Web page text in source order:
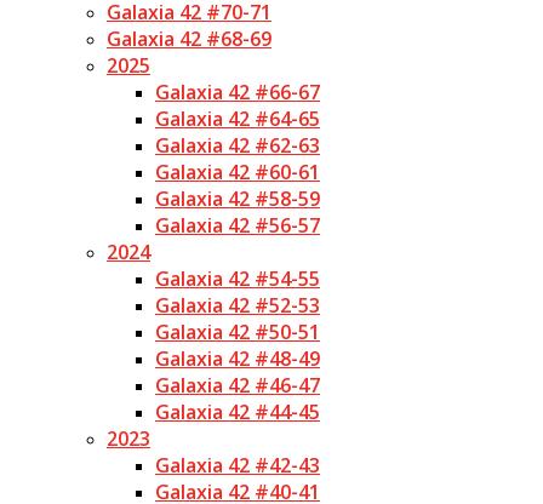
Galaxia 42 #70-71
Galaxia 42 #68-69
2025
Galaxia 42 #66-67
Galaxia 42 #64-65
Galaxia 42 #62-63
Galaxia 42 #60-61
Galaxia 42 #58-59
Galaxia 42 #56-57
2024
Galaxia 42 #54-55
Galaxia 42 #52-53
Galaxia 42 #50-51
Galaxia 42 #48-49
Galaxia 42 #46-47
Galaxia 42 #44-45
2023
Galaxia 42 #42-43
Galaxia 42 #40-41